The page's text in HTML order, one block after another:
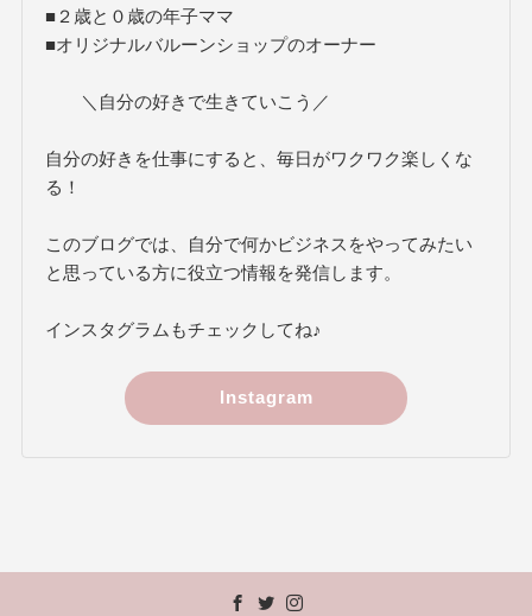
■２歳と０歳の年子ママ
■オリジナルバルーンショップのオーナー
＼自分の好きで生きていこう／
自分の好きを仕事にすると、毎日がワクワク楽しくな
る！
このブログでは、自分で何かビジネスをやってみたい
と思っている方に役立つ情報を発信します。
インスタグラムもチェックしてね♪
Instagram